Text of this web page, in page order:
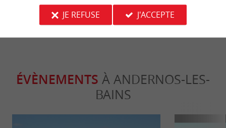
ÉVÈNEMENTS À ANDERNOS-LES-
BAINS
JE REFUSE
J'ACCEPTE